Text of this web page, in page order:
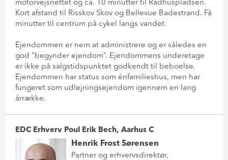
motorvejsnettet og ca. 10 minutter til Rådhuspladsen.
Kort afstand til Risskov Skov og Bellevue Badestrand. Få
minutter til centrum på cykel langs vandet.
Ejendommen er nem at administrere og er således en
god ”begynder ejendom”. Ejendommens underetage
er ikke på salgstidspunktet godkendt til beboelse.
Ejendommen har status som énfamilieshus, men har
fungeret som udlejningsejendom igennem en lang
årrække.
EDC Erhverv Poul Erik Bech, Aarhus C
Henrik Frost Sørensen
Partner og erhvervsdirektør,